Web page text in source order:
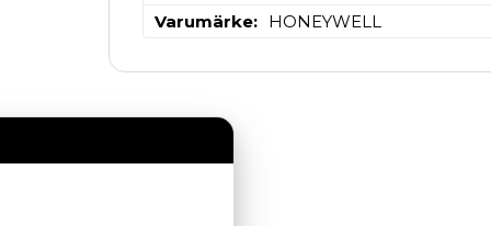
Varumärke
HONEYWELL